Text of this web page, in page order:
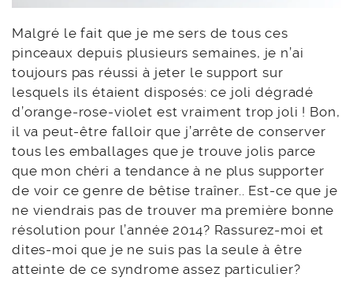
Malgré le fait que je me sers de tous ces
pinceaux depuis plusieurs semaines, je n’ai
toujours pas réussi à jeter le support sur
lesquels ils étaient disposés: ce joli dégradé
d’orange-rose-violet est vraiment trop joli ! Bon,
il va peut-être falloir que j’arrête de conserver
tous les emballages que je trouve jolis parce
que mon chéri a tendance à ne plus supporter
de voir ce genre de bêtise traîner.. Est-ce que je
ne viendrais pas de trouver ma première bonne
résolution pour l’année 2014? Rassurez-moi et
dites-moi que je ne suis pas la seule à être
atteinte de ce syndrome assez particulier?